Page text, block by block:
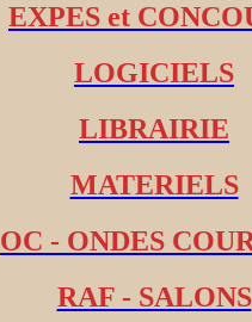
EXPES et
LOGICIELS
LIBRAIRIE
MATERIELS
OC - ONDES
RAF - SALONS